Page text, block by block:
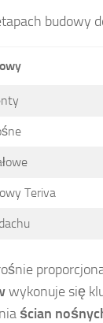
budowy
Teriva
wykonuje się
ścian